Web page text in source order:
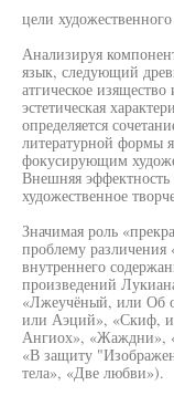
цели художественного
Анализируя
язык, следующий
атгическое
эстетическая
определяется
литературной формы
фокусирующим
Внешняя эффектность
художественное
Значимая роль
проблему различения
внутреннего
произведений
«Лжеучёный, или Об
или Аэций», «Скиф,
Ангиох», «Жаждни»,
«В защиту
тела», «Две любви»).